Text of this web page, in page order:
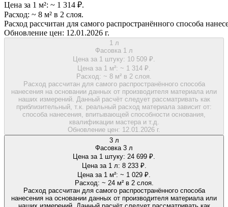
Цена за 1 м²: ~ 1 314 ₽.
Расход: ~ 8 м² в 2 слоя.
Расход рассчитан для самого распространённого способа
Обновление цен: 12.01.2026 г.
1 л
Фасовка 1 л
Цена за 1 штуку: 10 509 ₽.
Цена за 1 м²: ~ 1 314 ₽.
Расход: ~ 8 м² в 2 слоя.
Расход рассчитан для самого распространённого способа
нанесения на основании данных от производителя материала или
наших измерений. Данный расчёт следует рассматривать как
приблизительный, т.к. реальный расход материала зависит от:
способа нанесения, впитывающей способности основания,
квалификации мастера и т.д.
Обновление цен: 12.01.2026 г.
3 л
Фасовка 3 л
Цена за 1 штуку: 24 699 ₽.
Цена за 1 л: 8 233 ₽.
Цена за 1 м²: ~ 1 029 ₽.
Расход: ~ 24 м² в 2 слоя.
Расход рассчитан для самого распространённого способа
нанесения на основании данных от производителя материала или